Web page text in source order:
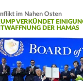
im Nahen Osten
VERKÜNDET
DER HAMAS